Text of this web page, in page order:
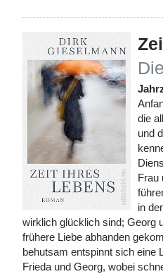
die
und
Frau
in
wirklich glücklich sind; Georg
frühere Liebe abhanden
behutsam entspinnt sich eine
Frieda und Georg, wobei